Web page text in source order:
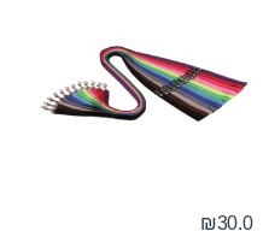
₪30.0